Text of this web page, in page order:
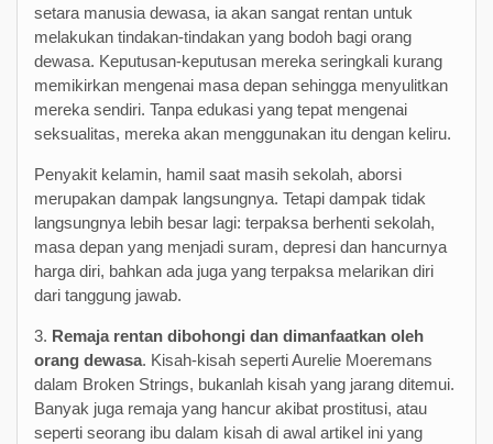
setara manusia dewasa, ia akan sangat rentan untuk
melakukan tindakan-tindakan yang bodoh bagi orang
dewasa. Keputusan-keputusan mereka seringkali kurang
memikirkan mengenai masa depan sehingga menyulitkan
mereka sendiri. Tanpa edukasi yang tepat mengenai
seksualitas, mereka akan menggunakan itu dengan keliru.
Penyakit kelamin, hamil saat masih sekolah, aborsi
merupakan dampak langsungnya. Tetapi dampak tidak
langsungnya lebih besar lagi: terpaksa berhenti sekolah,
masa depan yang menjadi suram, depresi dan hancurnya
harga diri, bahkan ada juga yang terpaksa melarikan diri
dari tanggung jawab.
3. Remaja rentan dibohongi dan dimanfaatkan oleh
orang dewasa. Kisah-kisah seperti Aurelie Moeremans
dalam Broken Strings, bukanlah kisah yang jarang ditemui.
Banyak juga remaja yang hancur akibat prostitusi, atau
seperti seorang ibu dalam kisah di awal artikel ini yang